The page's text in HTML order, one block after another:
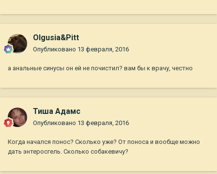
Olgusia&Pitt
Опубликовано 13 февраля, 2016
а анальные синусы он ей не почистил? вам бы к врачу, честно
Тиша Адамс
Опубликовано 13 февраля, 2016
Когда начался понос? Сколько уже? От поноса и вообще можно
дать энтеросгель. Сколько собакевичу?